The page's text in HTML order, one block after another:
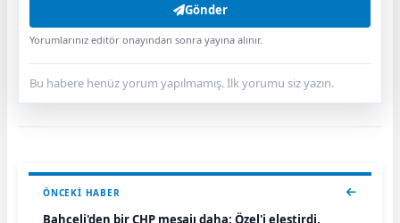
Gönder
Yorumlarınız editör onayından sonra yayına alınır.
Bu habere henüz yorum yapılmamış. İlk yorumu siz yazın.
ÖNCEKI HABER
Bahçeli'den bir CHP mesajı daha: Özel'i eleştirdi,